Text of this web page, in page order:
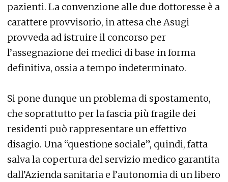
pazienti. La convenzione alle due dottoresse è a
carattere provvisorio, in attesa che Asugi
provveda ad istruire il concorso per
l’assegnazione dei medici di base in forma
definitiva, ossia a tempo indeterminato.
Si pone dunque un problema di spostamento,
che soprattutto per la fascia più fragile dei
residenti può rappresentare un effettivo
disagio. Una “questione sociale”, quindi, fatta
salva la copertura del servizio medico garantita
dall’Azienda sanitaria e l’autonomia di un libero